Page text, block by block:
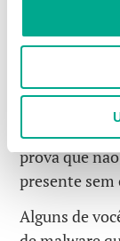
a procura de
podem
porque você
passado se
a rede? Bem,
prova que
presente sem
Alguns de